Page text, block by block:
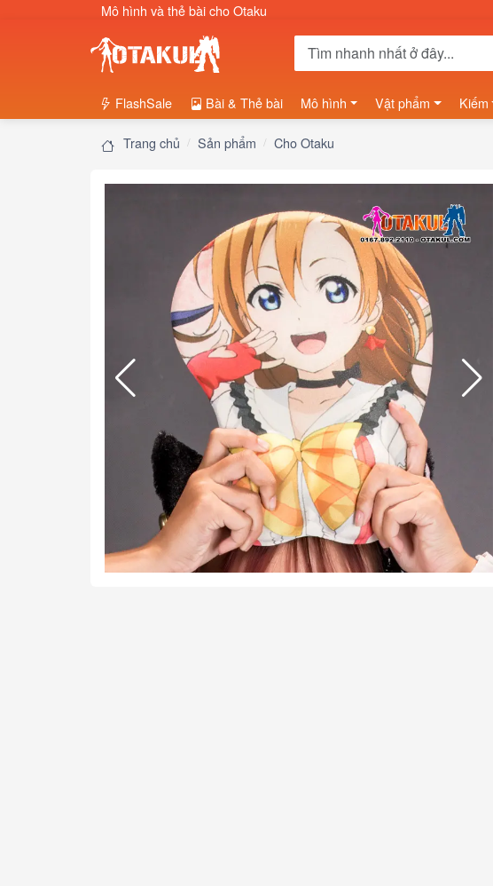
Mô hình và thẻ bài cho Otaku
FlashSale Bài & Thẻ bài Mô hình Vật phẩm Kiếm
Trang chủ Sản phẩm Cho Otaku